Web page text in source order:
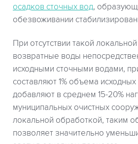
осадков сточных вод,
обезвоживании
При отсутствии такой
возвратные воды
исходными сточными водами,
составляют 1% объема
добавляют в среднем 15-20%
муниципальных очистных
локальной обработкой, таким
позволяет значительно